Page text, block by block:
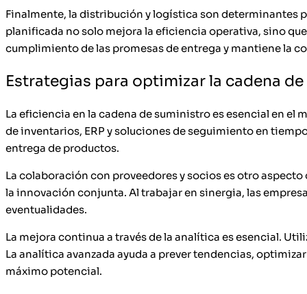
Finalmente, la distribución y logística son determinantes
planificada no solo mejora la eficiencia operativa, sino
cumplimiento de las promesas de entrega y mantiene la
Estrategias para optimizar la cadena
La eficiencia en la cadena de suministro es esencial en
de inventarios, ERP y soluciones de seguimiento en
entrega de productos.
La colaboración con proveedores y socios es otro
la innovación conjunta. Al trabajar en sinergia, las
eventualidades.
La mejora continua a través de la analítica es esencial.
La analítica avanzada ayuda a prever tendencias,
máximo potencial.